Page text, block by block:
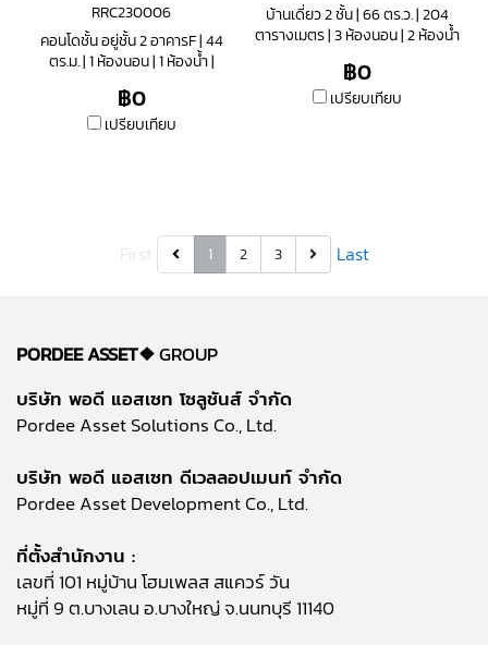
RRC230006
คอนโดชั้น อยู่ชั้น 2 อาคารF | 44
ตร.ม. | 1 ห้องนอน | 1 ห้องน้ำ |
฿0
เปรียบเทียบ
บ้านเดี่ยว 2 ชั้น | 66 ตร.ว. | 204
ตารางเมตร | 3 ห้องนอน | 2 ห้องน้ำ
฿0
เปรียบเทียบ
1 2 3 Last
PORDEE ASSET❖GROUP
บริษัท พอดี แอสเซท โซลูชันส์ จำกัด
Pordee Asset Solutions Co., Ltd.
บริษัท พอดี แอสเซท ดีเวลลอปเมนท์ จำกัด
Pordee Asset Development Co., Ltd.
ที่ตั้งสำนักงาน :
เลขที่ 101 หมู่บ้าน โฮมเพลส สแควร์ วัน
หมู่ที่ 9 ต.บางเลน อ.บางใหญ่ จ.นนทบุรี 11140